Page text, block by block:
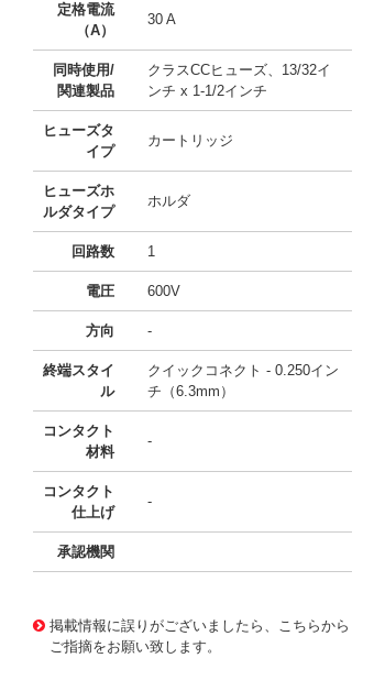
定格電流
（A）
30 A
同時使用/
関連製品
クラスCCヒューズ、13/32イ
ンチ x 1-1/2インチ
ヒューズタ
イプ
カートリッジ
ヒューズホ
ルダタイプ
ホルダ
回路数 1
電圧 600V
方向 -
終端スタイ
ル
クイックコネクト - 0.250イン
チ（6.3mm）
コンタクト
材料
-
コンタクト
仕上げ
-
承認機関
掲載情報に誤りがございましたら、こちらから
ご指摘をお願い致します。